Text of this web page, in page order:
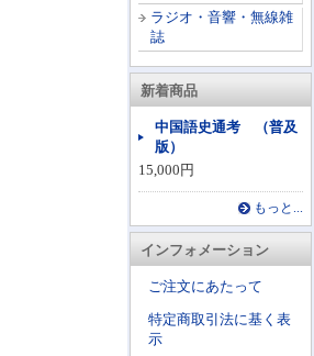
ラジオ・音響・無線雑
誌
新着商品
中国語史通考 （普及
版）
15,000円
もっと...
インフォメーション
ご注文にあたって
特定商取引法に基く表
示